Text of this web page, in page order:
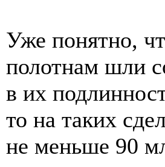
Уже понятно,
полотнам шли
в их
то на таких
не меньше 90